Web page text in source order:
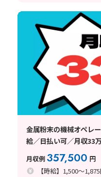
金属粉末の機械オペレ
給／日払い可／月収33
賀県鳥栖市≫
月収例 357,500 円
【時給】1,500～